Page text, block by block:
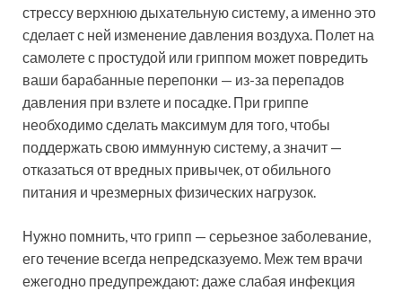
стрессу верхнюю дыхательную систему, а именно это
сделает с ней изменение давления воздуха. Полет на
самолете с простудой или гриппом может повредить
ваши барабанные перепонки — из-за перепадов
давления при взлете и посадке. При гриппе
необходимо сделать максимум для того, чтобы
поддержать свою иммунную систему, а значит —
отказаться от вредных привычек, от обильного
питания и чрезмерных физических нагрузок.
Нужно помнить, что грипп — серьезное заболевание,
его течение всегда непредсказуемо. Меж тем врачи
ежегодно предупреждают: даже слабая инфекция